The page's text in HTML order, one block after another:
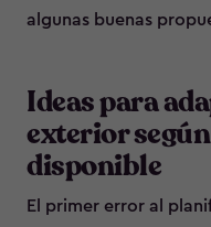
algunas buenas
Ideas para
exterior
disponible
El primer error al